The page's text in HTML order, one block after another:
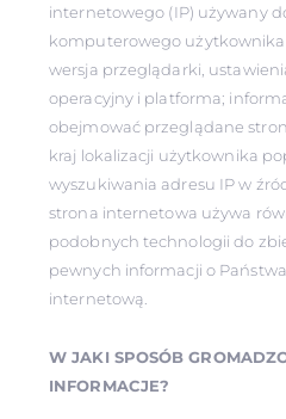
internetowego (IP) używany
komputerowego
wersja przeglądarki,
operacyjny i platforma;
obejmować przeglądane
kraj lokalizacji użytkownika
wyszukiwania adresu IP w
strona internetowa używa
podobnych technologii do
pewnych informacji o
internetową.
W JAKI SPOSÓB
INFORMACJE?